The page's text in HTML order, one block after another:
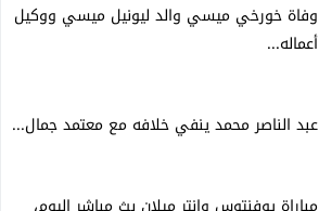
وفاة خورخي ميسي والد ليونيل ميسي ووكيل
أعماله...
عبد الناصر محمد ينفي خلافه مع معتمد جمال...